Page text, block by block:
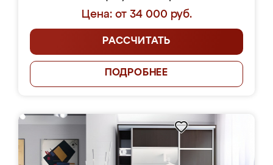
Цена: от 34 000 руб.
РАССЧИТАТЬ
ПОДРОБНЕЕ